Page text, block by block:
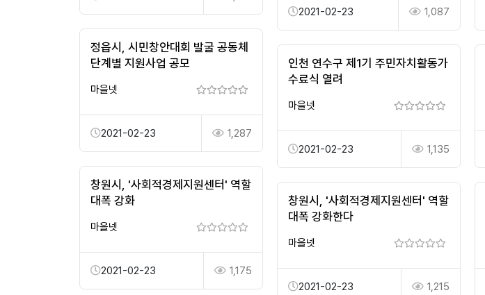
2021-02-23 1,087
정읍시, 시민창안대회 발굴 공동체
단계별 지원사업 공모
마을넷
2021-02-23 1,287
인천 연수구 제1기 주민자치활동가
수료식 열려
마을넷
2021-02-23 1,135
창원시, '사회적경제지원센터' 역할
대폭 강화
마을넷
2021-02-23 1,175
창원시, '사회적경제지원센터' 역할
대폭 강화한다
마을넷
2021-02-23 1,215